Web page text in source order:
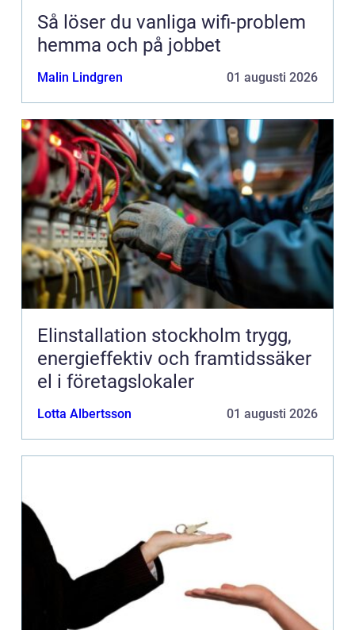
Så löser du vanliga wifi-problem
hemma och på jobbet
Malin Lindgren 01 augusti 2026
Elinstallation stockholm trygg,
energieffektiv och framtidssäker
el i företagslokaler
Lotta Albertsson 01 augusti 2026